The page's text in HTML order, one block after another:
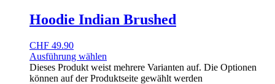
Hoodie Indian Brushed
CHF 49.90
Ausführung wählen
Dieses Produkt weist mehrere Varianten auf. Die Optionen
können auf der Produktseite gewählt werden